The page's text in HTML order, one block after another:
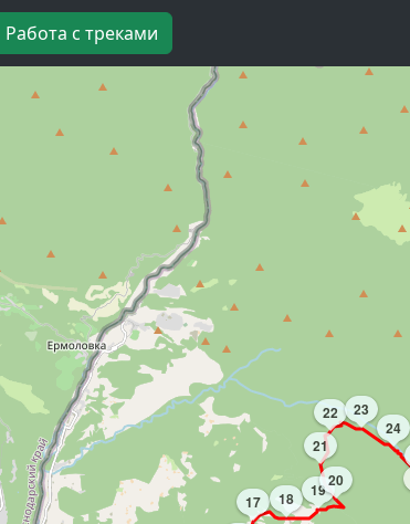
Работа с треками
17 18 1920
21
22
23
24